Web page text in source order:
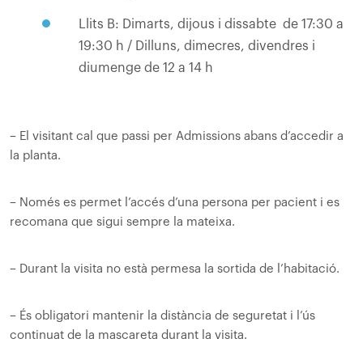
Llits B: Dimarts, dijous i dissabte de 17:30 a
19:30 h / Dilluns, dimecres, divendres i
diumenge de 12 a 14 h
– El visitant cal que passi per Admissions abans d’accedir a
la planta.
– Només es permet l’accés d’una persona per pacient i es
recomana que sigui sempre la mateixa.
– Durant la visita no està permesa la sortida de l’habitació.
– És obligatori mantenir la distància de seguretat i l’ús
continuat de la mascareta durant la visita.